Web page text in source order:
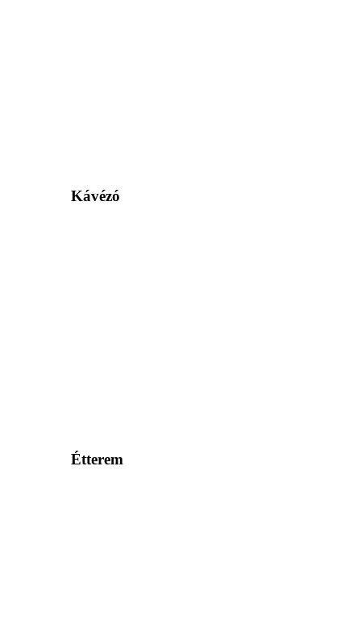
Kávézó
Étterem